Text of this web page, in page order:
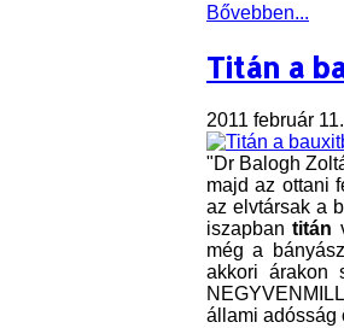
Bővebben...
Titán a
2011 február
"Dr Balogh
majd az ottani
az elvtársak a
iszapbantitán
még a
akkori árakon
állami adósság